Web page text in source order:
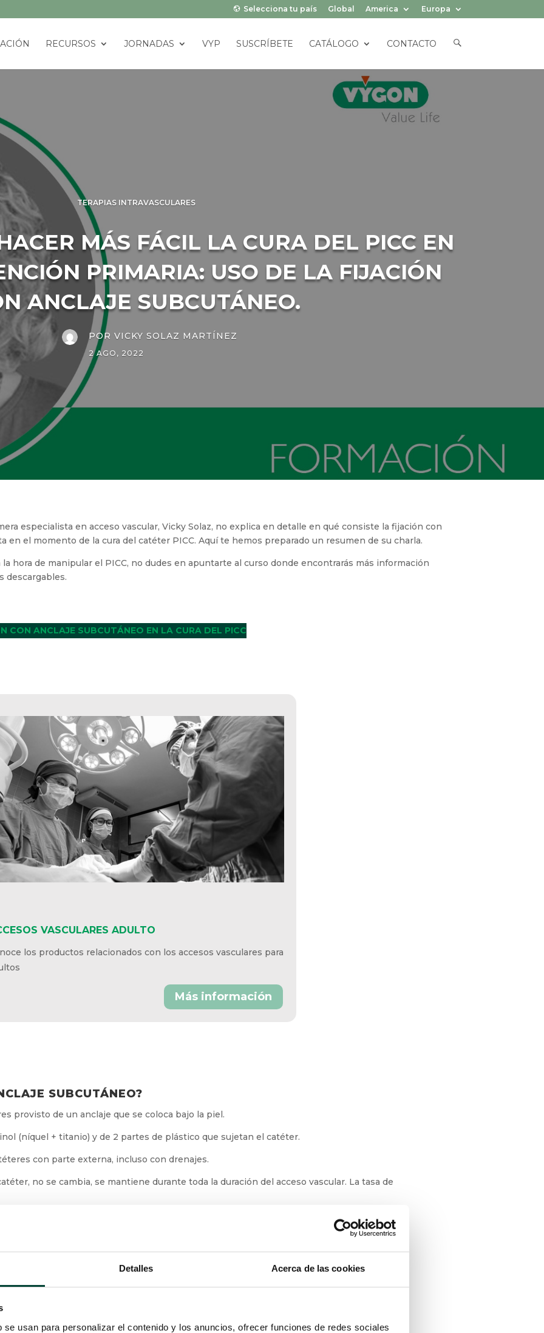
Detalles Acerca de las cookies
usan para personalizar el contenido y los anuncios, ofrecer funciones de redes sociales
Selecciona tu país Global America Europa
RECURSOS JORNADAS VYP SUSCRÍBETE CATÁLOGO CONTACTO
M
TERAPIAS INTRAVASCULARES
MÁS FÁCIL LA CURA DEL PICC EN
PRIMARIA: USO DE LA FIJACIÓN
ANCLAJE SUBCUTÁNEO.
PORVICKY SOLAZ MARTÍNEZ
2 AGO, 2022
especialista en acceso vascular, Vicky Solaz, no explica en detalle en qué consiste la fijación con
en el momento de la cura del catéter PICC. Aquí te hemos preparado un resumen de su charla.
hora de manipular el PICC, no dudes en apuntarte al curso donde encontrarás más información
descargables.
CON ANCLAJE SUBCUTÁNEO EN LA CURA DEL PICC
VASCULARES ADULTO
los productos relacionados con los accesos vasculares
adultos
Más información
SUBCUTÁNEO?
provisto de un anclaje que se coloca bajo la piel.
(níquel + titanio) y de 2 partes de plástico que sujetan el catéter.
con parte externa, incluso con drenajes.
no se cambia, se mantiene durante toda la duración del acceso vascular. La tasa de
DE ESTE TIPO?
PICC es la fijación ineficaz, que implica:
especialmente elevado durante la cura
suturas